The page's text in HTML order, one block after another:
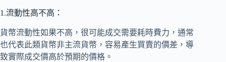
1.流動性高不高：
貨幣流動性如果不高，很可能成交需要耗時費力，通常
也代表此類貨幣非主流貨幣，容易產生買賣的價差，導
致實際成交價高於預期的價格。